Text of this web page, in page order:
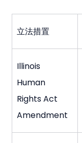
立法措置
Illinois
Human
Rights Act
Amendment